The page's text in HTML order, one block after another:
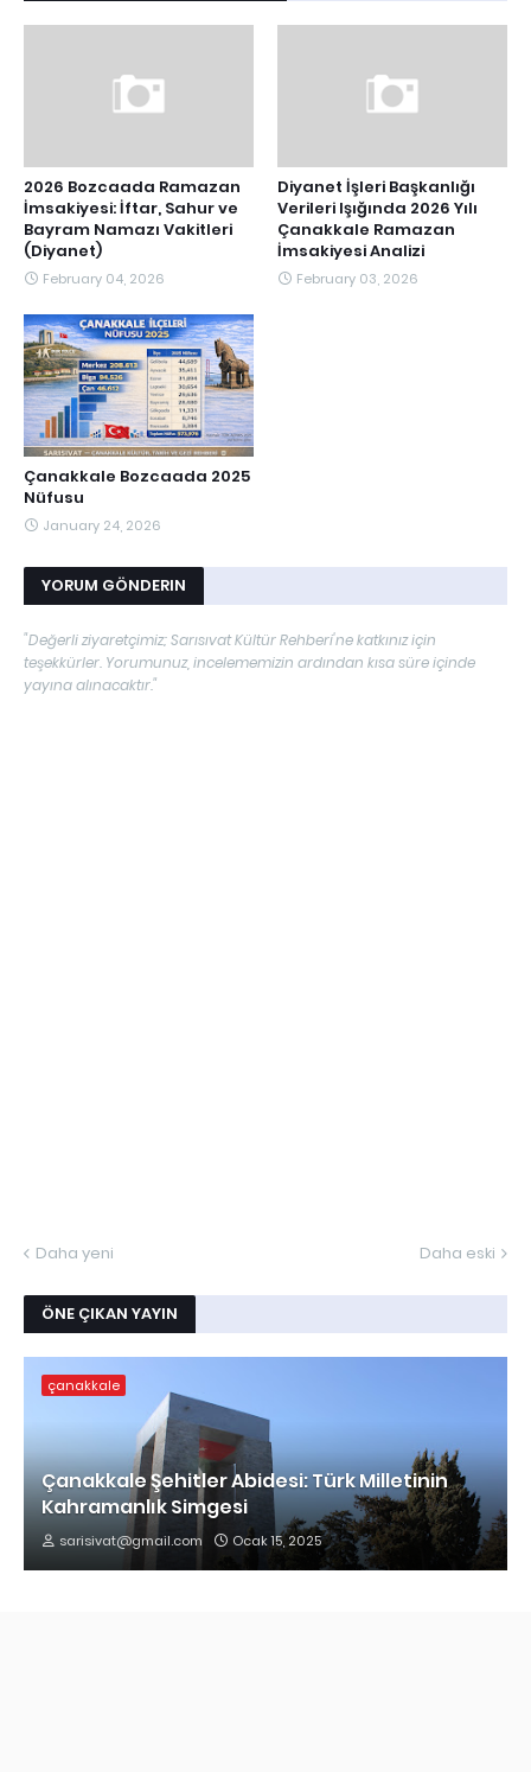
2026 Bozcaada Ramazan
İmsakiyesi: İftar, Sahur ve
Bayram Namazı Vakitleri
(Diyanet)
February 04, 2026
Diyanet İşleri Başkanlığı
Verileri Işığında 2026 Yılı
Çanakkale Ramazan
İmsakiyesi Analizi
February 03, 2026
Çanakkale Bozcaada 2025
Nüfusu
January 24, 2026
YORUM GÖNDERIN
"Değerli ziyaretçimiz; Sarısıvat Kültür Rehberi'ne katkınız için
teşekkürler. Yorumunuz, incelememizin ardından kısa süre içinde
yayına alınacaktır."
Daha yeni Daha eski
ÖNE ÇIKAN YAYIN
çanakkale
Çanakkale Şehitler Abidesi: Türk Milletinin
Kahramanlık Simgesi
sarisivat@gmail.com Ocak 15, 2025